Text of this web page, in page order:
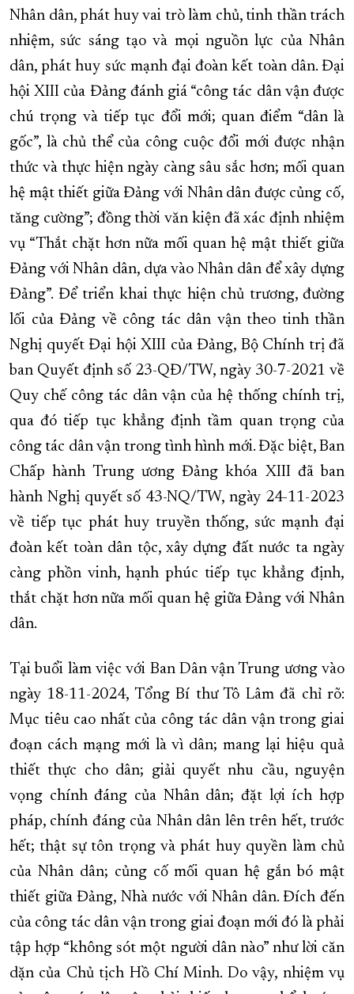
Nhân dân, phát huy vai trò làm chủ, tinh thần trách
nhiệm, sức sáng tạo và mọi nguồn lực của Nhân
dân, phát huy sức mạnh đại đoàn kết toàn dân. Đại
hội XIII của Đảng đánh giá “công tác dân vận được
chú trọng và tiếp tục đổi mới; quan điểm “dân là
gốc”, là chủ thể của công cuộc đổi mới được nhận
thức và thực hiện ngày càng sâu sắc hơn; mối quan
hệ mật thiết giữa Đảng với Nhân dân được củng cố,
tăng cường”; đồng thời văn kiện đã xác định nhiệm
vụ “Thắt chặt hơn nữa mối quan hệ mật thiết giữa
Đảng với Nhân dân, dựa vào Nhân dân để xây dựng
Đảng”. Để triển khai thực hiện chủ trương, đường
lối của Đảng về công tác dân vận theo tinh thần
Nghị quyết Đại hội XIII của Đảng, Bộ Chính trị đã
ban Quyết định số 23-QĐ/TW, ngày 30-7-2021 về
Quy chế công tác dân vận của hệ thống chính trị,
qua đó tiếp tục khẳng định tầm quan trọng của
công tác dân vận trong tình hình mới. Đặc biệt, Ban
Chấp hành Trung ương Đảng khóa XIII đã ban
hành Nghị quyết số 43-NQ/TW, ngày 24-11-2023
về tiếp tục phát huy truyền thống, sức mạnh đại
đoàn kết toàn dân tộc, xây dựng đất nước ta ngày
càng phồn vinh, hạnh phúc tiếp tục khẳng định,
thắt chặt hơn nữa mối quan hệ giữa Đảng với Nhân
dân.
Tại buổi làm việc với Ban Dân vận Trung ương vào
ngày 18-11-2024, Tổng Bí thư Tô Lâm đã chỉ rõ:
Mục tiêu cao nhất của công tác dân vận trong giai
đoạn cách mạng mới là vì dân; mang lại hiệu quả
thiết thực cho dân; giải quyết nhu cầu, nguyện
vọng chính đáng của Nhân dân; đặt lợi ích hợp
pháp, chính đáng của Nhân dân lên trên hết, trước
hết; thật sự tôn trọng và phát huy quyền làm chủ
của Nhân dân; củng cố mối quan hệ gắn bó mật
thiết giữa Đảng, Nhà nước với Nhân dân. Đích đến
của công tác dân vận trong giai đoạn mới đó là phải
tập hợp “không sót một người dân nào” như lời căn
dặn của Chủ tịch Hồ Chí Minh. Do vậy, nhiệm vụ